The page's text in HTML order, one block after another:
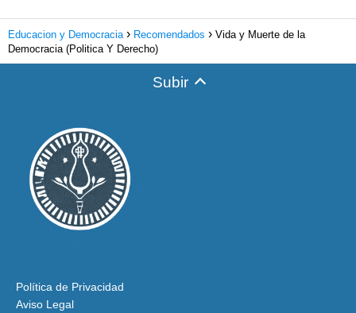
Educacion y Democracia Recomendados
Vida y Muerte de la
Democracia (Politica Y Derecho)
Subir
Política de Privacidad
Aviso Legal